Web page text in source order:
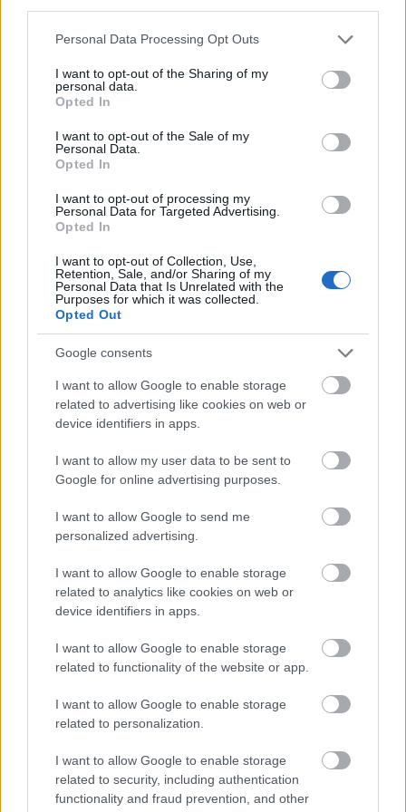
Please note that this website/app uses one or more Google
not limited to your visit or usage behaviour. You may click to
grant or deny consent to Google and its third-party tags to
use your data for below specified purposes in below Google
consent section.
Personal Data Processing Opt Outs
I want to opt-out of the Sharing of my
personal data.
Opted In
I want to opt-out of the Sale of my
Personal Data.
Opted In
I want to opt-out of processing my
Personal Data for Targeted Advertising.
Opted In
I want to opt-out of Collection, Use,
Retention, Sale, and/or Sharing of my
Personal Data that Is Unrelated with the
Purposes for which it was collected.
Opted Out
Google consents
I want to allow Google to enable storage
related to advertising like cookies on web or
device identifiers in apps.
I want to allow my user data to be sent to
Google for online advertising purposes.
I want to allow Google to send me
personalized advertising.
I want to allow Google to enable storage
related to analytics like cookies on web or
device identifiers in apps.
I want to allow Google to enable storage
related to functionality of the website or app.
I want to allow Google to enable storage
related to personalization.
I want to allow Google to enable storage
related to security, including authentication
functionality and fraud prevention, and other
LEGNÉPSZERŰBB
Manaus: a dzsungel szívének városa
Magyarország rejtett gyöngyszemei
kihívásai
Irak nagy dobása: új kereskedelmi út a világ
Mik alakítják a gondolkodásod? Avagy a
kognitív torzítások
Közép-Mediterrán útvonal, A Darién-régió és
az Indiai-óceáni út
FACEBOOK
LEGFRISSEBB
Irak nagy dobása: új kereskedelmi út a világ
A közlekedés mérföldkövei